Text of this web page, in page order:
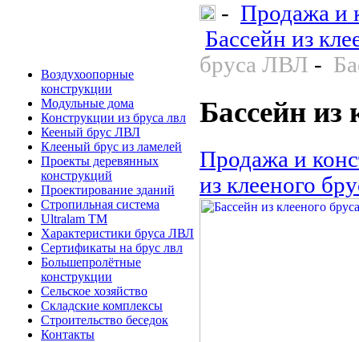
Воздухоопорные
конструкции
Модульные дома
Конструкции из бруса лвл
Кееный брус ЛВЛ
Клееный брус из ламелей
Проекты деревянных
конструкций
Проектирование зданий
Стропильная система
Ultralam TM
Характеристики бруса ЛВЛ
Сертификаты на брус лвл
Большепролётные
конструкции
Сельское хозяйство
Складские комплексы
Строительство беседок
Контакты
- Продажа и
Бассейн из
бруса ЛВЛ -
Бассейн из
Продажа и
из клееного